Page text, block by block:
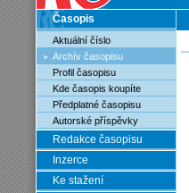
Časopis
Aktuální číslo
Archív časopisu
Profil časopisu
Kde časopis koupíte
Předplatné časopisu
Autorské příspěvky
Redakce časopisu
Inzerce
Ke stažení